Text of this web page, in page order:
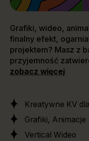
Grafiki, wideo,
finalny efekt,
projektem? Masz z
przyjemność
zobacz więcej
Kreatywne KV
Grafiki, Animacje
Vertical Wideo